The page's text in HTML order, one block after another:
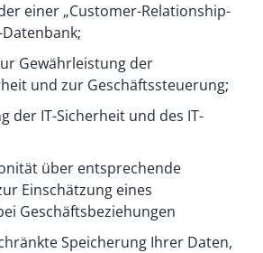
einer „Customer-Relationship-
Gewährleistung der
und zur Geschäftssteuerung;
der IT-Sicherheit und des IT-
über entsprechende
Einschätzung eines
Geschäftsbeziehungen
Speicherung Ihrer Daten,